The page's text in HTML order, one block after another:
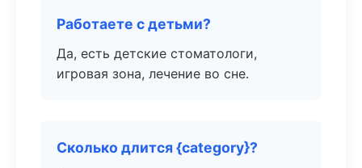
Работаете с детьми?
Да, есть детские стоматологи,
игровая зона, лечение во сне.
Сколько длится {category}?